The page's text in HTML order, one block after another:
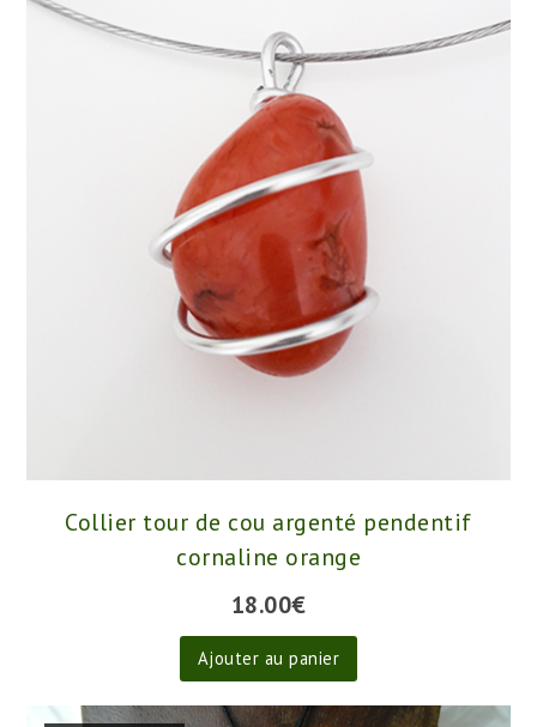
Collier tour de cou argenté pendentif
cornaline orange
18.00€
Ajouter au panier